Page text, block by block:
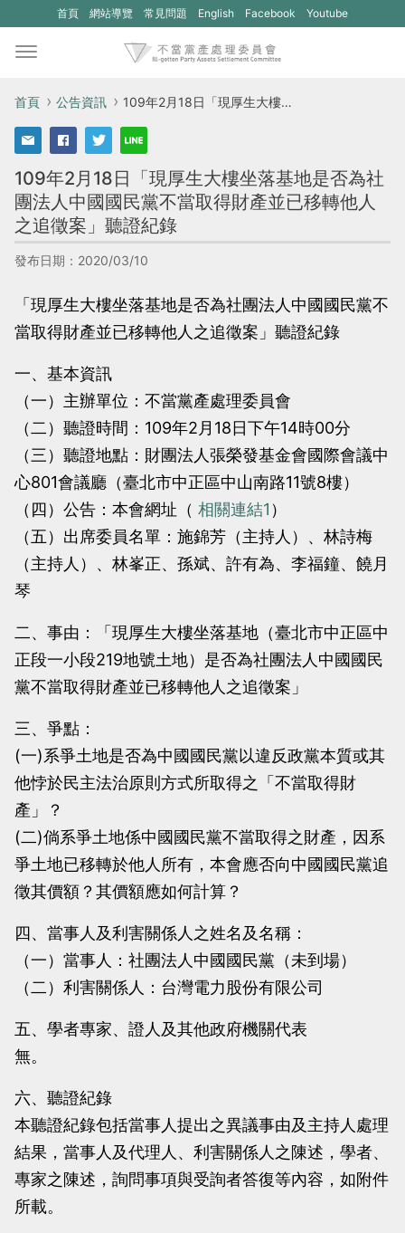
首頁 網站導覽 常見問題 English
(另
視
開
啟
的
網
不
當
黨
產
處
理
委
Facebook
(另
開
啟
的
網
當
黨
產
委
Youtube
首頁 公告資訊 109年2月18日「現厚生大樓坐落基地是否為社團法人中國國民黨不當取得財產並已移轉他人之追徵案」聽證紀錄
109年2月18日「現厚生大樓坐落基地是否為社
團法人中國國民黨不當取得財產並已移轉他人
之追徵案」聽證紀錄
發布日期：2020/03/10
「現厚生大樓坐落基地是否為社團法人中國國民黨不
當取得財產並已移轉他人之追徵案」聽證紀錄
一、基本資訊
（一）主辦單位：不當黨產處理委員會
（二）聽證時間：109年2月18日下午14時00分
（三）聽證地點：財團法人張榮發基金會國際會議中
心801會議廳（臺北市中正區中山南路11號8樓）
（四）公告：本會網址（ 相關連結1 ）
（五）出席委員名單：施錦芳（主持人）、林詩梅
（主持人）、林峯正、孫斌、許有為、李福鐘、饒月
琴
二、事由：「現厚生大樓坐落基地（臺北市中正區中
正段一小段219地號土地）是否為社團法人中國國民
黨不當取得財產並已移轉他人之追徵案」
三、爭點：
(一)系爭土地是否為中國國民黨以違反政黨本質或其
他悖於民主法治原則方式所取得之「不當取得財
產」？
(二)倘系爭土地係中國國民黨不當取得之財產，因系
爭土地已移轉於他人所有，本會應否向中國國民黨追
徵其價額？其價額應如何計算？
四、當事人及利害關係人之姓名及名稱：
（一）當事人：社團法人中國國民黨（未到場）
（二）利害關係人：台灣電力股份有限公司
五、學者專家、證人及其他政府機關代表
無。
六、聽證紀錄
本聽證紀錄包括當事人提出之異議事由及主持人處理
結果，當事人及代理人、利害關係人之陳述，學者、
專家之陳述，詢問事項與受詢者答復等內容，如附件
所載。